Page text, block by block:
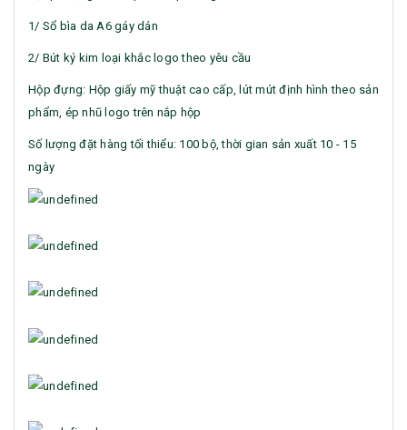
1/ Sổ bìa da A6 gáy dán
2/ Bút ký kim loại khắc logo theo yêu cầu
Hộp đựng: Hộp giấy mỹ thuật cao cấp, lút mút định hình theo sản
phẩm, ép nhũ logo trên nắp hộp
Số lượng đặt hàng tối thiểu: 100 bộ, thời gian sản xuất 10 - 15
ngày